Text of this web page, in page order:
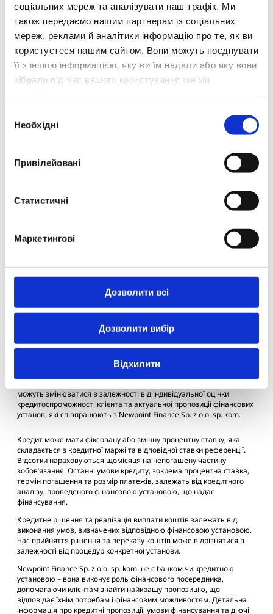
соціальних мереж та аналізувати наш трафік. Ми
також передаємо нашим партнерам із соціальних
мереж, реклами й аналітики інформацію про те, як ви
користуєтеся нашим сайтом. Вони можуть поєднувати
її з іншою інформацією, яку ви їм надали або яку вони
зібрали під час вашого користування їхніми
згоди
Необхідні
Привілейовані
Статистичні
Маркетингові
Дозволити всі
Дозволити вибір
Відхилити
Крок за кроком до отримання кредиту
1. Виберіть спосіб зв’язку
Подайте заявкуабо заповніть контактну форму
– якщо ви готові
до аналізу вашої ситуації і хочете одразу
Заповніть контактну форму
спочатку бажаєте проконсультуватися з
Чому варто взяти готівковий кредит
Ця інформація має виключно інформативний характер і не є
можуть змінюватися в залежності від індивідуальної оцінки
кредитоспроможності клієнта та актуальної пропозиції фінансових
установ, які співпрацюють з Newpoint Finance Sp. z o.o. sp. kom.
Кредит може мати фіксовану або змінну процентну ставку, яка
складається з кредитної маржі та відповідної ставки референції.
Відсотки нараховуються щомісяця на непогашену частину
зобов’язання. Останні умови кредиту, зокрема процентна ставка,
термін погашення та розмір платежів, залежать від кредитного
аналізу, проведеного фінансовою установою, що надає
фінансування.
Кредитне рішення та реалізація виплати коштів залежать від
виконання умов, визначених відповідною фінансовою установою.
Час прийняття рішення та переказу коштів може відрізнятися в
залежності від процедур конкретної установи.
Newpoint Finance Sp. z o.o. sp. kom. не є банком чи кредитною
установою – вона виконує роль фінансового посередника,
допомагаючи клієнтам знайти найкращу пропозицію, що
відповідає їхнім потребам і фінансовим можливостям. Детальна
інформація про кредитні пропозиції, умови фінансування та діючі